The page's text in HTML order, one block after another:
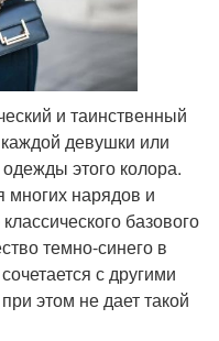
и таинственный
девушки или
этого колора.
многих нарядов и
базового
темно-синего в
с другими
этом не дает такой